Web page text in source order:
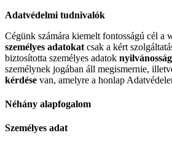
Adatvédelmi tudnivalók
Cégünk számára kiemelt fontosságú cél a
személyes adatokat csak a kért
biztosította személyes adatok
személynek jogában áll megismernie,
kérdése van, amelyre a honlap
Néhány alapfogalom
Személyes adat